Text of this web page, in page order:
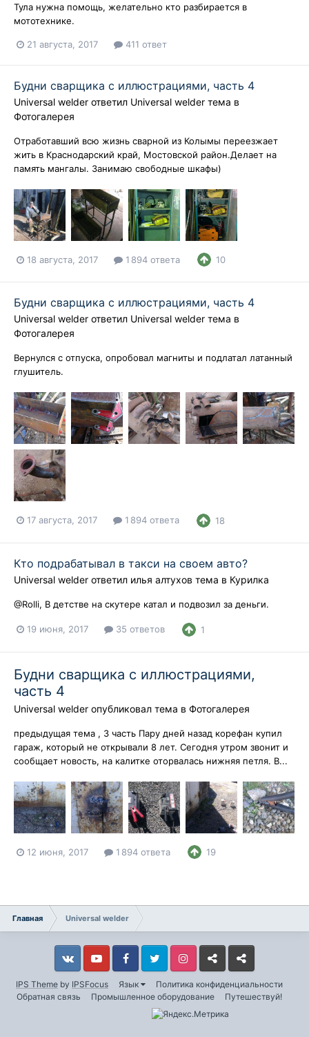
Тула нужна помощь, желательно кто разбирается в
мототехнике.
21 августа, 2017 411 ответ
Будни сварщика с иллюстрациями, часть 4
Universal welder ответил Universal welder тема в
Фотогалерея
Отработавший всю жизнь сварной из Колымы переезжает
жить в Краснодарский край, Мостовской район.Делает на
память мангалы. Занимаю свободные шкафы)
18 августа, 2017 1 894 ответа 10
Будни сварщика с иллюстрациями, часть 4
Universal welder ответил Universal welder тема в
Фотогалерея
Вернулся с отпуска, опробовал магниты и подлатал латанный
глушитель.
17 августа, 2017 1 894 ответа 18
Кто подрабатывал в такси на своем авто?
Universal welder ответил илья алтухов тема в Курилка
@Rolli, В детстве на скутере катал и подвозил за деньги.
19 июня, 2017 35 ответов 1
Будни сварщика с иллюстрациями,
часть 4
Universal welder опубликовал тема в Фотогалерея
предыдущая тема , 3 часть Пару дней назад корефан купил
гараж, который не открывали 8 лет. Сегодня утром звонит и
сообщает новость, на калитке оторвалась нижняя петля. В...
12 июня, 2017 1 894 ответа 19
Главная Universal welder
IPS Theme by IPSFocus Язык
Политика конфиденциальности
Обратная связь
Промышленное оборудование Путешествуй!
VkontakteYouTube FacebookTwitter InstagramLivejournalOdnoklassniki